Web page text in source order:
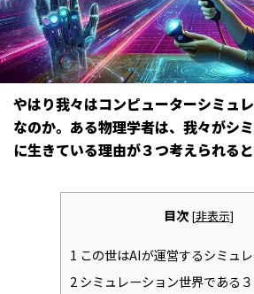
やはり我々はコンピューターシミュ
なのか――。ある物理学者は、我々がシ
に生きている理由が３つ考えられると
目次 [非表示]
1 この世はAIが運営するシミュ
2シミュレーション世界である